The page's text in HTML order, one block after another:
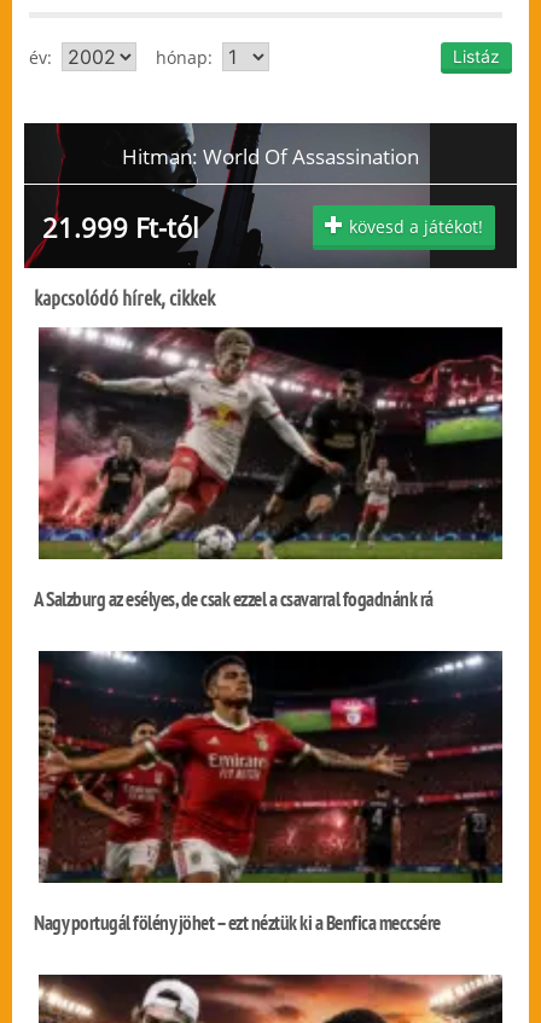
év: hónap:
Hitman: World Of Assassination
21.999 Ft-tól kövesd a játékot!
kapcsolódó hírek, cikkek
A Salzburg az esélyes, de csak ezzel a csavarral fogadnánk rá
Nagy portugál fölény jöhet – ezt néztük ki a Benfica meccsére